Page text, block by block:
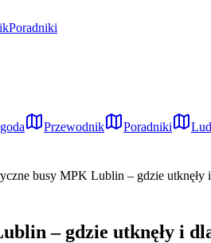
Poradniki
Przewodnik Poradniki
busy MPK Lublin – gdzie utknęły
– gdzie utknęły i